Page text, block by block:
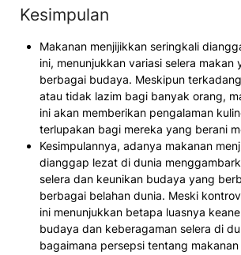
Kesimpulan
Makanan menjijikkan seringkali
ini, menunjukkan variasi selera makan
berbagai budaya. Meskipun
atau tidak lazim bagi banyak orang,
ini akan memberikan pengalaman
terlupakan bagi mereka yang berani
Kesimpulannya, adanya makanan
dianggap lezat di dunia
selera dan keunikan budaya yang
berbagai belahan dunia. Meski
ini menunjukkan betapa luasnya
budaya dan keberagaman selera di
bagaimana persepsi tentang